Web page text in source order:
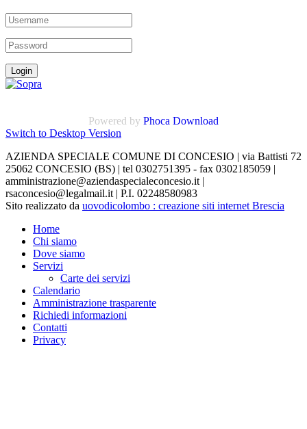
Powered by Phoca Download
Switch to Desktop Version
AZIENDA SPECIALE COMUNE DI CONCESIO | via Battisti 72
25062 CONCESIO (BS) | tel 0302751395 - fax 0302185059 |
amministrazione@aziendaspecialeconcesio.it |
rsaconcesio@legalmail.it | P.I. 02248580983
Sito realizzato da uovodicolombo : creazione siti internet Brescia
Home
Chi siamo
Dove siamo
Servizi
Carte dei servizi
Calendario
Amministrazione trasparente
Richiedi informazioni
Contatti
Privacy